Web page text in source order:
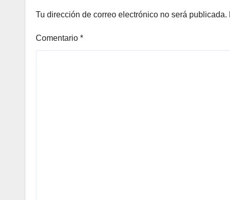
Tu dirección de correo electrónico no será publicada.
Comentario *